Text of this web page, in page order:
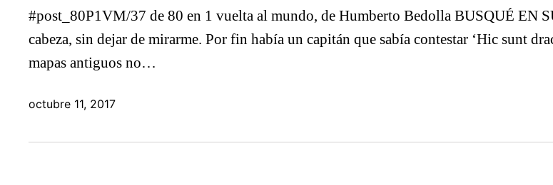
#post_80P1VM/37 de 80 en 1 vuelta al mundo, de Humberto Bedolla BUSQUÉ EN
cabeza, sin dejar de mirarme. Por fin había un capitán que sabía contestar ‘Hic sunt
mapas antiguos no…
octubre 11, 2017